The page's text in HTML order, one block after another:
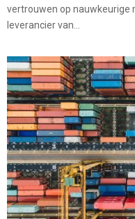
vertrouwen op nauwkeurige
leverancier van...